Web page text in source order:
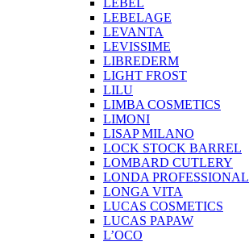
LEBEL
LEBELAGE
LEVANTA
LEVISSIME
LIBREDERM
LIGHT FROST
LILU
LIMBA COSMETICS
LIMONI
LISAP MILANO
LOCK STOCK BARREL
LOMBARD CUTLERY
LONDA PROFESSIONAL
LONGA VITA
LUCAS COSMETICS
LUCAS PAPAW
L’OCO